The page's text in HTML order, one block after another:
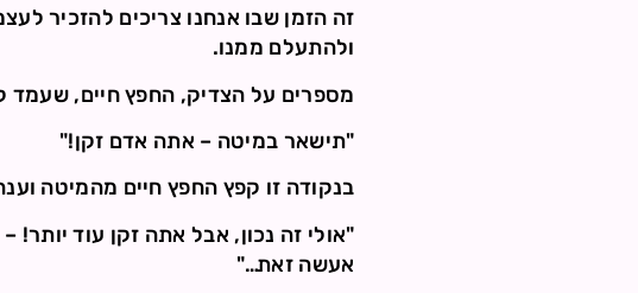
זה הזמן שבו אנחנו צריכים להזכיר
ולהתעלם ממנו.
מספרים על הצדיק, החפץ חיים, שעמד
"תישאר במיטה – אתה אדם זקן!"
בנקודה זו קפץ החפץ חיים מהמיטה
"אולי זה נכון, אבל אתה זקן עוד יותר!
אעשה זאת…"